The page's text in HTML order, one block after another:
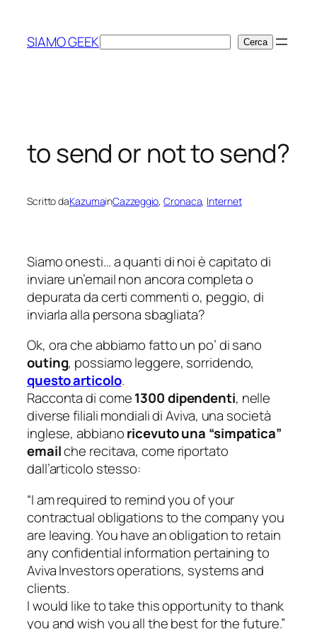
contenuto
SIAMO GEEKCerca Cerca
to send or not to send?
Scritto daKazumainCazzeggio, Cronaca, Internet
Siamo onesti… a quanti di noi è capitato di
inviare un’email non ancora completa o
depurata da certi commenti o, peggio, di
inviarla alla persona sbagliata?
Ok, ora che abbiamo fatto un po’ di sano
outing, possiamo leggere, sorridendo,
questo articolo.
Racconta di come1300 dipendenti, nelle
diverse filiali mondiali diAviva, una società
inglese, abbianoricevuto una “simpatica”
emailche recitava, come riportato
dall’articolo stesso:
“I am required to remind you of your
contractual obligations to the company you
are leaving. You have an obligation to retain
any confidential information pertaining to
Aviva Investors operations, systems and
clients.
I would like to take this opportunity to thank
you and wish you all the best for the future.”